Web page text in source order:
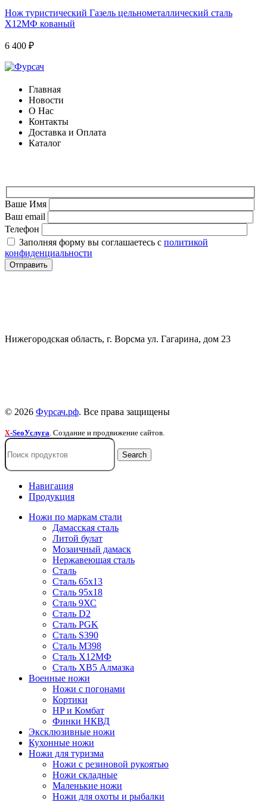
Нож туристический Газель цельнометаллический сталь
Х12МФ кованый
6 400 ₽
Главная
Новости
О Нас
Контакты
Доставка и Оплата
Каталог
Ваше Имя
Ваш email
Телефон
Заполняя форму вы соглашаетесь с политикой
конфиденциальности
Нижегородская область, г. Ворсма ул. Гагарина, дом 23
© 2026 Фурсач.рф. Все права защищены
X-SeoУслуга. Создание и продвижение сайтов.
Search
Навигация
Продукция
Ножи по маркам стали
Дамасская сталь
Литой булат
Мозаичный дамаск
Нержавеющая сталь
Сталь
Сталь 65х13
Сталь 95х18
Сталь 9ХС
Сталь D2
Сталь PGK
Сталь S390
Сталь M398
Сталь Х12МФ
Сталь ХВ5 Алмазка
Военные ножи
Ножи с погонами
Кортики
HP и Комбат
Финки НКВД
Эксклюзивные ножи
Кухонные ножи
Ножи для туризма
Ножи с резиновой рукоятью
Ножи складные
Маленькие ножи
Ножи для охоты и рыбалки